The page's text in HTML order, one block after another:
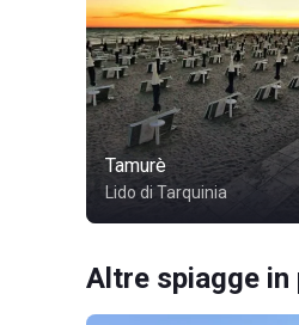
Tamurè
Lido di Tarquinia
Altre spiagge in